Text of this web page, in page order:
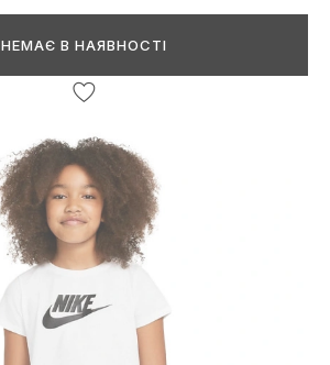
НЕМАЄ В НАЯВНОСТІ